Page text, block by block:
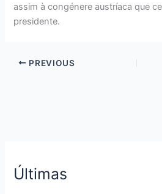
assim à congénere austríaca que
presidente.
PREVIOUS
Últimas